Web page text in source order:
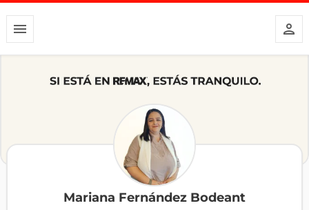
Mariana Fernández Bodeant